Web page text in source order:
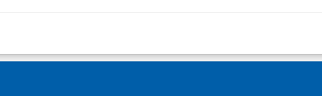
Odświeżanie i renowacja domków kempingowych na podstawie listy